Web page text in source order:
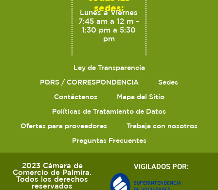
sedes:
Lunes a Viernes
7:45 am a 12 m –
1:30 pm a 5:30
pm
Ley de Transparencia
PQRS / CORRESPONDENCIA
Sedes
Contáctenos
Mapa del Sitio
Políticas de Tratamiento de Datos
Ofertas para proveedores
Trabaja con nosotros
Preguntas Frecuentes
2023 Cámara de
Comercio de Palmira.
Todos los derechos
reservados
VIGILADOS POR: